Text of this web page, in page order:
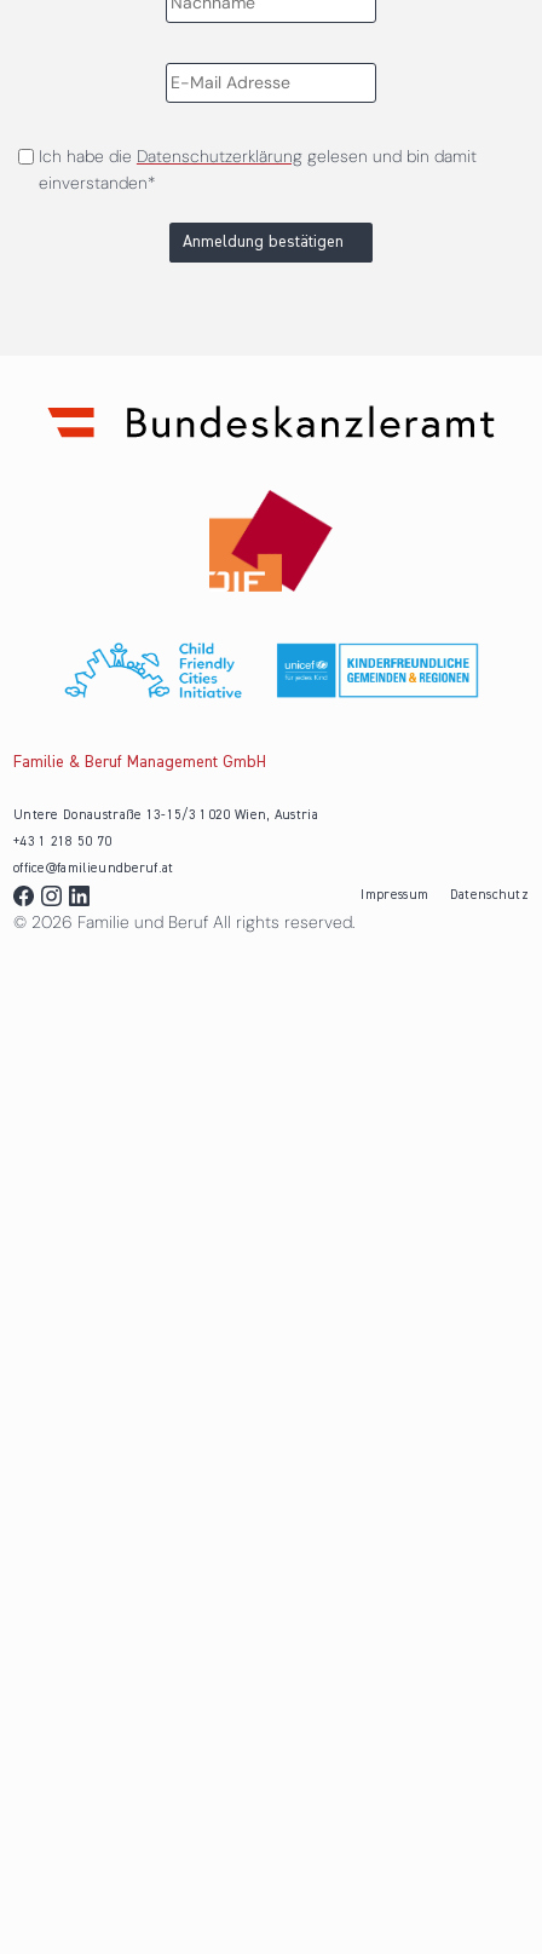
Ich habe die Datenschutzerklärunggelesen und bin damit
einverstanden*
Anmeldung bestätigen
Familie & Beruf Management GmbH
Untere Donaustraße 13-15/3 1020 Wien, Austria
+43 1 218 50 70
office@familieundberuf.at
Impressum
Datenschutz
© 2026 Familie und Beruf All rights reserved.